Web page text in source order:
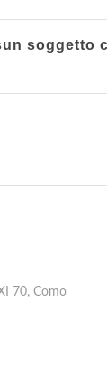
soggetto
70, Como